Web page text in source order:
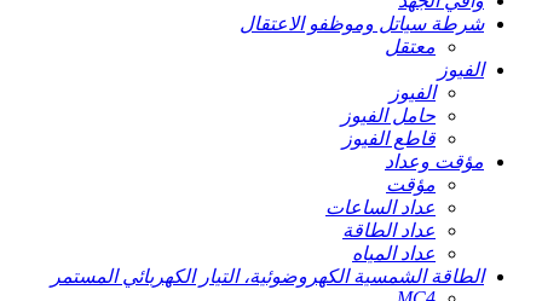
شرطة سياتل وموظفو الاعتقال
معتقل
الفيوز
الفيوز
حامل الفيوز
قاطع الفيوز
مؤقت وعداد
مؤقت
عداد الساعات
عداد الطاقة
عداد المياه
الطاقة الشمسية الكهروضوئية، التيار الكهربائي المستمر